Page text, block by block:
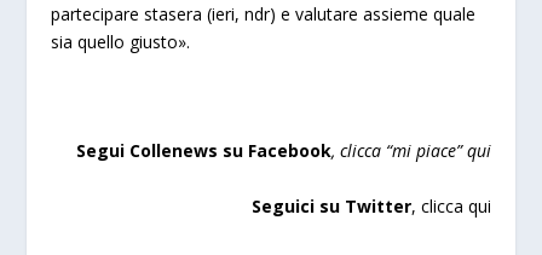
partecipare stasera (ieri, ndr) e valutare assieme quale
sia quello giusto».
Segui Collenews su Facebook, clicca “mi piace”qui
Seguici su Twitter, clicca qui